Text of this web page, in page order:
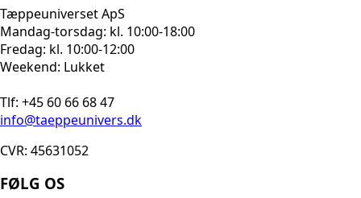
Tæppeuniverset ApS
Mandag-torsdag: kl. 10:00-18:00
Fredag: kl. 10:00-12:00
Weekend: Lukket
Tlf: +45 60 66 68 47
info@taeppeunivers.dk
CVR: 45631052
FØLG OS